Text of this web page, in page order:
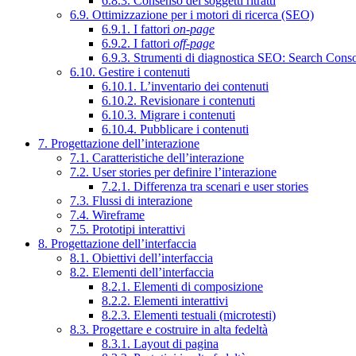
6.9. Ottimizzazione per i motori di ricerca (SEO)
6.9.1. I fattori on-page
6.9.2. I fattori off-page
6.9.3. Strumenti di diagnostica SEO: Search
6.10. Gestire i contenuti
6.10.1. L’inventario dei contenuti
6.10.2. Revisionare i contenuti
6.10.3. Migrare i contenuti
6.10.4. Pubblicare i contenuti
7. Progettazione dell’interazione
7.1. Caratteristiche dell’interazione
7.2. User stories per definire l’interazione
7.2.1. Differenza tra scenari e user stories
7.3. Flussi di interazione
7.4. Wireframe
7.5. Prototipi interattivi
8. Progettazione dell’interfaccia
8.1. Obiettivi dell’interfaccia
8.2. Elementi dell’interfaccia
8.2.1. Elementi di composizione
8.2.2. Elementi interattivi
8.2.3. Elementi testuali (microtesti)
8.3. Progettare e costruire in alta fedeltà
8.3.1. Layout di pagina